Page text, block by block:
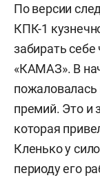
По версии
КПК-1
забирать
«КАМАЗ». В
пожаловалась
премий. Это и
которая
Кленько у
периоду его